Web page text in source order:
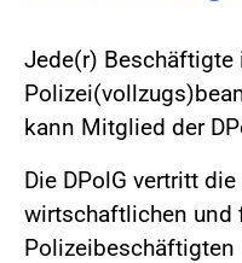
Jede(r) Beschäftigte
kann Mitglied der
Die DPolG vertritt
wirtschaftlichen und
Polizeibeschäftigten